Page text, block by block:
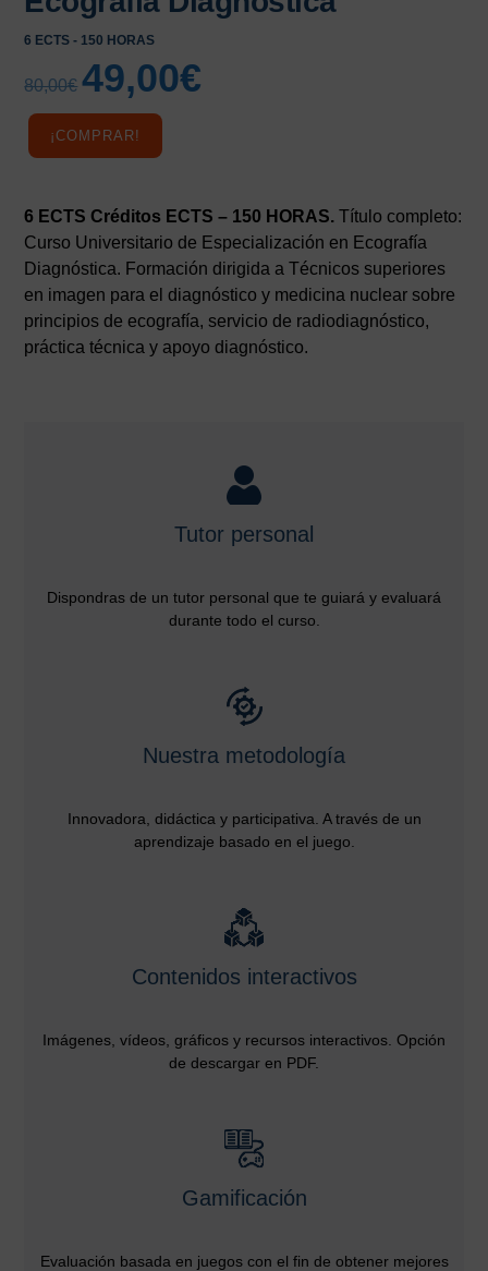
6 ECTS - 150 HORAS
80,00€
El
precio
49,00€
¡COMPRAR!
6 ECTS Créditos ECTS – 150 HORAS. Título completo:
Curso Universitario de Especialización en Ecografía
Diagnóstica. Formación dirigida a Técnicos superiores
en imagen para el diagnóstico y medicina nuclear sobre
principios de ecografía, servicio de radiodiagnóstico,
práctica técnica y apoyo diagnóstico.
Tutor personal
Dispondras de un tutor personal que te guiará y evaluará
durante todo el curso.
Nuestra metodología
Innovadora, didáctica y participativa. A través de un
aprendizaje basado en el juego.
Contenidos interactivos
Imágenes, vídeos, gráficos y recursos interactivos. Opción
de descargar en PDF.
Gamificación
Evaluación basada en juegos con el fin de obtener mejores